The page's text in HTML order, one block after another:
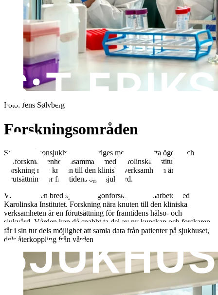
Foto: Jens Sølvberg
Forskningsområden
S:t Eriks Ögonsjukhus har Sveriges mest kompletta ögon- och
synforskningsenhet tillsammans med Karolinska Institutet.
Forskning nära knuten till den kliniska verksamheten är en
förutsättning för framtidens ögonsjukvård.
Vi bedriver en bred syn- och ögonforskning i samarbete med
Karolinska Institutet. Forskning nära knuten till den kliniska
verksamheten är en förutsättning för framtidens hälso- och
sjukvård. Vården kan då snabbt ta del av ny kunskap och forskaren
får i sin tur dels möjlighet att samla data från patienter på sjukhuset,
dels återkoppling från vården.